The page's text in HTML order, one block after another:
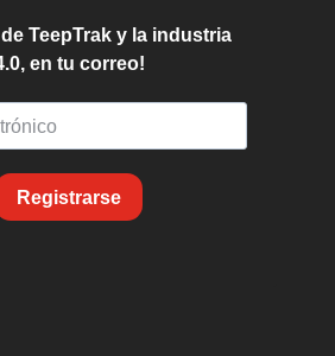
TeepTrak y la industria
en tu correo!
Registrarse